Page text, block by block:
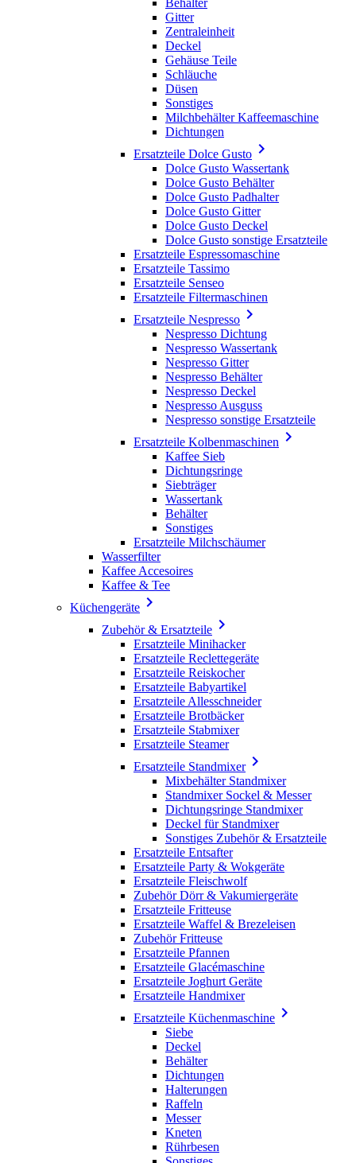
Gitter
Zentraleinheit
Deckel
Gehäuse Teile
Schläuche
Düsen
Sonstiges
Milchbehälter Kaffeemaschine
Dichtungen
Ersatzteile Dolce Gusto 
Dolce Gusto Wassertank
Dolce Gusto Behälter
Dolce Gusto Padhalter
Dolce Gusto Gitter
Dolce Gusto Deckel
Dolce Gusto sonstige Ersatzteile
Ersatzteile Espressomaschine
Ersatzteile Tassimo
Ersatzteile Senseo
Ersatzteile Filtermaschinen
Ersatzteile Nespresso 
Nespresso Dichtung
Nespresso Wassertank
Nespresso Gitter
Nespresso Behälter
Nespresso Deckel
Nespresso Ausguss
Nespresso sonstige Ersatzteile
Ersatzteile Kolbenmaschinen 
Kaffee Sieb
Dichtungsringe
Siebträger
Wassertank
Behälter
Sonstiges
Ersatzteile Milchschäumer
Wasserfilter
Kaffee Accesoires
Kaffee & Tee
Küchengeräte 
Zubehör & Ersatzteile 
Ersatzteile Minihacker
Ersatzteile Reclettegeräte
Ersatzteile Reiskocher
Ersatzteile Babyartikel
Ersatzteile Allesschneider
Ersatzteile Brotbäcker
Ersatzteile Stabmixer
Ersatzteile Steamer
Ersatzteile Standmixer
Mixbehälter Standmixer
Standmixer Sockel & Messer
Dichtungsringe Standmixer
Deckel für Standmixer
Sonstiges Zubehör & Ersatzteile
Ersatzteile Entsafter
Ersatzteile Party & Wokgeräte
Ersatzteile Fleischwolf
Zubehör Dörr & Vakumiergeräte
Ersatzteile Fritteuse
Ersatzteile Waffel & Brezeleisen
Zubehör Fritteuse
Ersatzteile Pfannen
Ersatzteile Glacémaschine
Ersatzteile Joghurt Geräte
Ersatzteile Handmixer
Ersatzteile Küchenmaschine 
Siebe
Deckel
Behälter
Dichtungen
Halterungen
Raffeln
Messer
Kneten
Rührbesen